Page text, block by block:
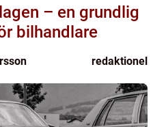
– en grundlig
bilhandlare
redaktionel